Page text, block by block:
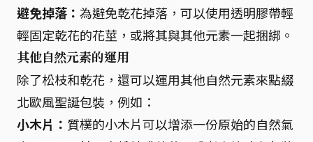
避免掉落： 為避免乾花掉落，可以使用透明膠帶輕
輕固定乾花的花莖，或將其與其他元素一起捆綁。
其他自然元素的運用
除了松枝和乾花，還可以運用其他自然元素來點綴
北歐風聖誕包裝，例如：
小木片： 質樸的小木片可以增添一份原始的自然氣